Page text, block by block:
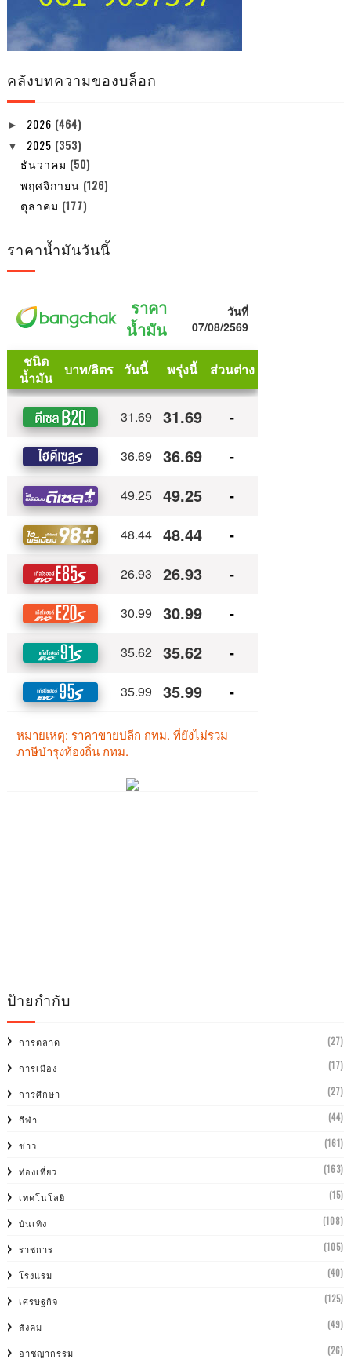
คลังบทความของบล็อก
► 2026 (464)
▼ 2025 (353)
ธันวาคม (50)
พฤศจิกายน (126)
ตุลาคม (177)
ราคาน้ำมันวันนี้
ป้ายกำกับ
การตลาด (27)
การเมือง (17)
การศีกษา (27)
กีฬา (44)
ข่าว (161)
ท่องเที่ยว (163)
เทคโนโลยี (15)
บันเทิง (108)
ราชการ (105)
โรงแรม (40)
เศรษฐกิจ (125)
สังคม (49)
อาชญากรรม (26)